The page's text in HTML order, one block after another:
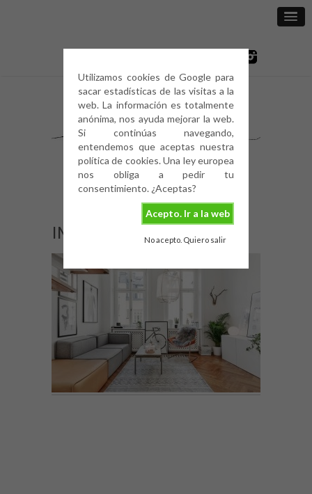
Utilizamos cookies de Google para
sacar estadísticas de las visitas a la
web. La información es totalmente
anónima, nos ayuda mejorar la web.
Si continúas navegando,
entendemos que aceptas nuestra
política de cookies. Una ley europea
nos obliga a pedir tu
consentimiento. ¿Aceptas?
Acepto. Ir a la web
No acepto. Quiero salir
IMG_0368